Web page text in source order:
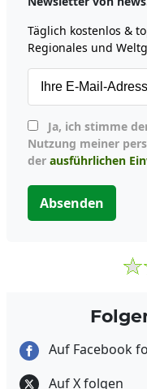
Täglich kostenlos &
Regionales und
Nutzung meiner
der ausführlichen
Absenden
Auf Facebook
Auf X folgen